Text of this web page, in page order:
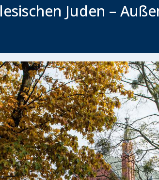
Juden –